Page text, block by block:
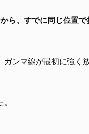
ら、すでに同じ位置
ンマ線が最初に強く